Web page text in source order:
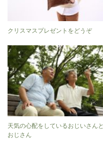
クリスマスプレゼントをどうぞ
天気の心配をしているおじいさんと
おじさん